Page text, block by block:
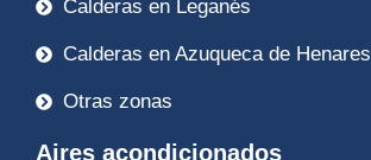
Calderas en Leganés
Calderas en Azuqueca de Henares
Otras zonas
Aires acondicionados